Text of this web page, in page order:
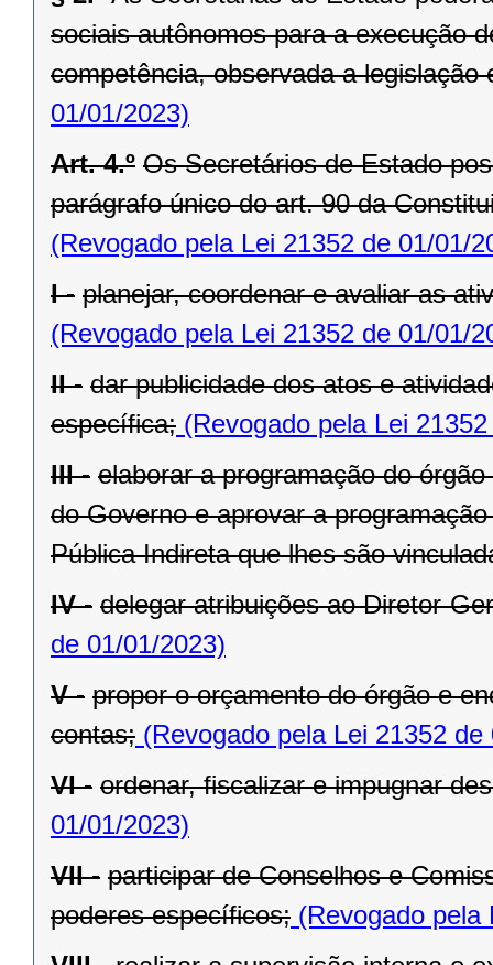
sociais autônomos para a execução
competência, observada a legislação
01/01/2023)
Art. 4.º Os Secretários de Estado
parágrafo único do art. 90 da
(Revogado pela Lei 21352 de 01/01/
I - planejar, coordenar e avaliar as
(Revogado pela Lei 21352 de 01/01/
II - dar publicidade dos atos e
específica; (Revogado pela Lei
III - elaborar a programação do
do Governo e aprovar a
Pública Indireta que lhes são
IV - delegar atribuições ao Diretor-
de 01/01/2023)
V - propor o orçamento do órgão e
contas; (Revogado pela Lei 21352 de
VI - ordenar, fiscalizar e impugnar
01/01/2023)
VII - participar de Conselhos e
poderes específicos; (Revogado pela